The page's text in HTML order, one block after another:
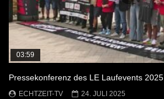
03:59
Pressekonferenz des LE Laufevents 2025
ECHTZEIT-TV
24. JULI 2025